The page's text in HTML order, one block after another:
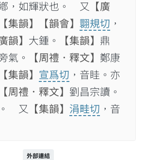
，如輝狀也。 又
【廣
【集韻】 【韻會】 翾規切 ，
韻】 大鍾。 【集韻】 鼎
氣。
【周禮．釋文】 鄭康
【集韻】 宣爲切 ，音眭。亦
【周禮．釋文】 劉昌宗讀。
又
【集韻】 涓畦切 ，音
外部連結